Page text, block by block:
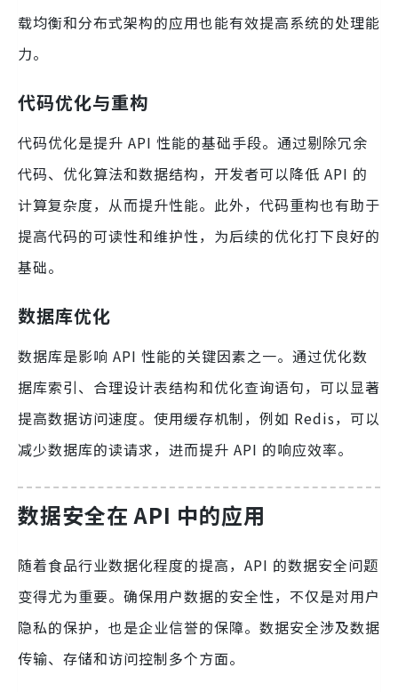
载均衡和分布式架构的应用也能有效提高系统的处理能
力。
代码优化与重构
代码优化是提升 API 性能的基础手段。通过剔除冗余
代码、优化算法和数据结构，开发者可以降低 API 的
计算复杂度，从而提升性能。此外，代码重构也有助于
提高代码的可读性和维护性，为后续的优化打下良好的
基础。
数据库优化
数据库是影响 API 性能的关键因素之一。通过优化数
据库索引、合理设计表结构和优化查询语句，可以显著
提高数据访问速度。使用缓存机制，例如 Redis，可以
减少数据库的读请求，进而提升 API 的响应效率。
数据安全在 API 中的应用
随着食品行业数据化程度的提高，API 的数据安全问题
变得尤为重要。确保用户数据的安全性，不仅是对用户
隐私的保护，也是企业信誉的保障。数据安全涉及数据
传输、存储和访问控制多个方面。